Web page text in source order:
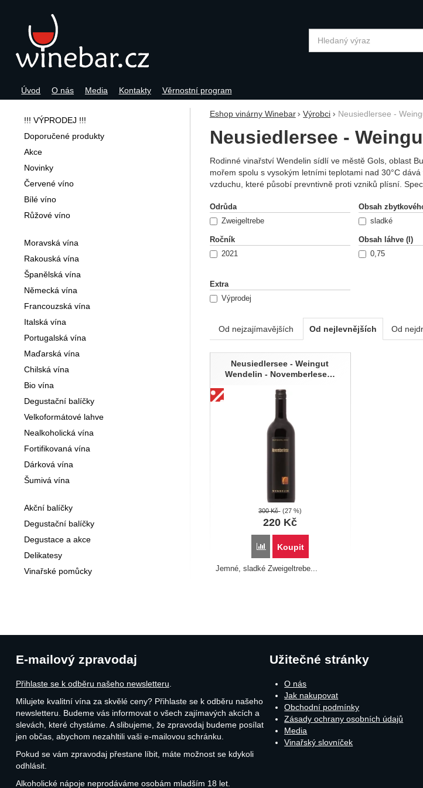
Eshop vinárny Winebar Výrobci Neusiedlersee -
Neusiedlersee -
Rodinné vinařství Wendelin sídlí ve městě Gols, oblast
mořem spolu s vysokým letními teplotami nad 30°C
vzduchu, které působí prevntivně proti vzniků plísní.
Filtrování podle parametrů
Odrůda
Zweigeltrebe
Obsah
sladké
Ročník
2021
Obsah láhve (l)
0,75
Extra
Výprodej
Od nejzajímavějších Od nejlevnějších Od
Produkty
Neusiedlersee - Weingut
Wendelin - Novemberlese…
300Kč (27 %)
220 Kč
Přidat 'Neusiedlersee - Weingut Wendelin -
Koupit
Jemné, sladké Zweigeltrebe...
!!! VÝPRODEJ !!!
Doporučené produkty
Akce
Novinky
Červené víno
Bílé víno
Růžové víno
Moravská vína
Rakouská vína
Španělská vína
Německá vína
Francouzská vína
Italská vína
Portugalská vína
Maďarská vína
Chilská vína
Bio vína
Degustační balíčky
Velkoformátové lahve
Nealkoholická vína
Fortifikovaná vína
Dárková vína
Šumivá vína
Akční balíčky
Degustační balíčky
Degustace a akce
Delikatesy
Vinařské pomůcky
Navigace
Úvod O nás Media Kontakty Věrnostní program
Vyhledávání
E-mailový zpravodaj
Přihlaste se k odběru našeho newsletteru
Milujete kvalitní vína za skvělé ceny? Přihlaste se k odběru našeho
newsletteru. Budeme vás informovat o všech zajímavých akcích a
slevách, které chystáme. A slibujeme, že zpravodaj budeme posílat
jen občas, abychom nezahltili vaši e-mailovou schránku.
Pokud se vám zpravodaj přestane líbit, máte možnost se kdykoli
odhlásit.
Alkoholické nápoje neprodáváme osobám mladším 18 let.
Užitečné stránky
O nás
Jak nakupovat
Obchodní podmínky
Zásady ochrany osobních údajů
Media
Vinařský slovníček